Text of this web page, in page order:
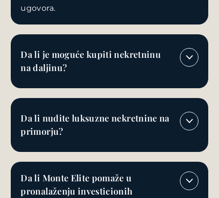
ugovora.
Da li je moguće kupiti nekretninu
na daljinu?
Da li nudite luksuzne nekretnine na
primorju?
Da li Monte Elite pomaže u
pronalaženju investicionih